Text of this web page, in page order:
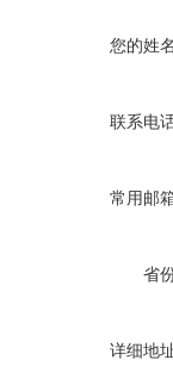
您的姓
联系电
常用邮
省
详细地